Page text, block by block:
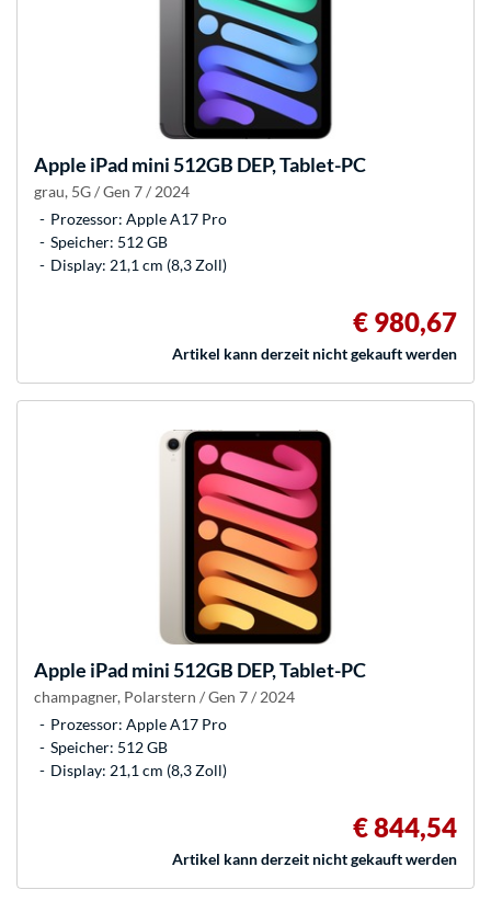
Apple iPad mini 512GB DEP, Tablet-PC
grau, 5G / Gen 7 / 2024
Prozessor: Apple A17 Pro
Speicher: 512 GB
Display: 21,1 cm (8,3 Zoll)
€ 980,67
Artikel kann derzeit nicht gekauft werden
Apple iPad mini 512GB DEP, Tablet-PC
champagner, Polarstern / Gen 7 / 2024
Prozessor: Apple A17 Pro
Speicher: 512 GB
Display: 21,1 cm (8,3 Zoll)
€ 844,54
Artikel kann derzeit nicht gekauft werden